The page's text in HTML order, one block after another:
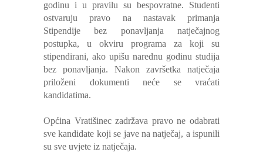
godinu i u pravilu su bespovratne. Studenti
ostvaruju pravo na nastavak primanja
Stipendije bez ponavljanja natječajnog
postupka, u okviru programa za koji su
stipendirani, ako upišu narednu godinu studija
bez ponavljanja. Nakon završetka natječaja
priloženi dokumenti neće se vraćati
kandidatima.
Općina Vratišinec zadržava pravo ne odabrati
sve kandidate koji se jave na natječaj, a ispunili
su sve uvjete iz natječaja.